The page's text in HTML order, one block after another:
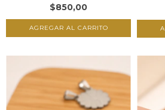
$850,00